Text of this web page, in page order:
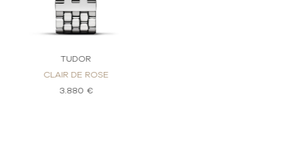
TUDOR
CLAIR DE ROSE
3.880 €